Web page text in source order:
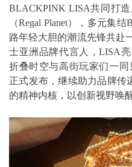
BLACKPINK LISA共同打
（Regal Planet），多元集
路年轻大胆的潮流先锋共赴
士亚洲品牌代言人，LISA
折叠时空与高街玩家们一
正式发布，继续助力品牌传
的精神内核，以创新视野唤